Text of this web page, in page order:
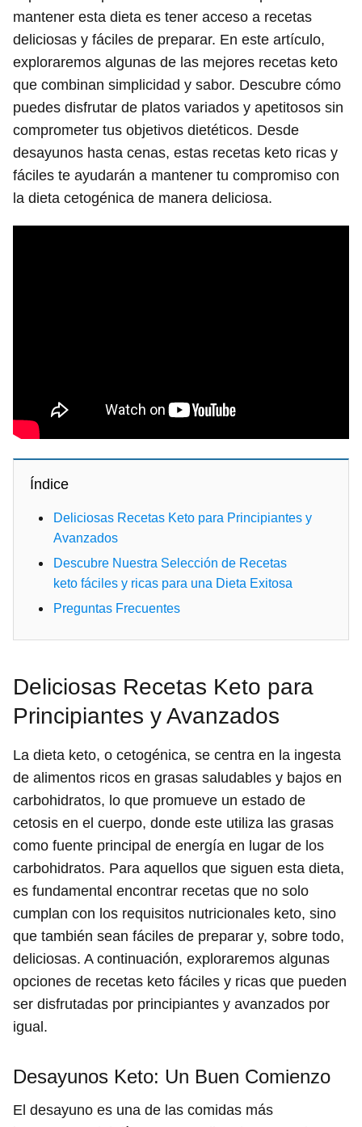
mantener esta dieta es tener acceso a recetas
deliciosas y fáciles de preparar. En este artículo,
exploraremos algunas de las mejores recetas keto
que combinan simplicidad y sabor. Descubre cómo
puedes disfrutar de platos variados y apetitosos sin
comprometer tus objetivos dietéticos. Desde
desayunos hasta cenas, estas recetas keto ricas y
fáciles te ayudarán a mantener tu compromiso con
la dieta cetogénica de manera deliciosa.
Índice
Deliciosas Recetas Keto para Principiantes y
Avanzados
Descubre Nuestra Selección de Recetas
keto fáciles y ricas para una Dieta Exitosa
Preguntas Frecuentes
Deliciosas Recetas Keto para
Principiantes y Avanzados
La dieta keto, o cetogénica, se centra en la ingesta
de alimentos ricos en grasas saludables y bajos en
carbohidratos, lo que promueve un estado de
cetosis en el cuerpo, donde este utiliza las grasas
como fuente principal de energía en lugar de los
carbohidratos. Para aquellos que siguen esta dieta,
es fundamental encontrar recetas que no solo
cumplan con los requisitos nutricionales keto, sino
que también sean fáciles de preparar y, sobre todo,
deliciosas. A continuación, exploraremos algunas
opciones de recetas keto fáciles y ricas que pueden
ser disfrutadas por principiantes y avanzados por
igual.
Desayunos Keto: Un Buen Comienzo
El desayuno es una de las comidas más